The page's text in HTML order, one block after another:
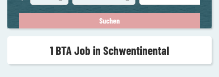
1 BTA Job in Schwentinental